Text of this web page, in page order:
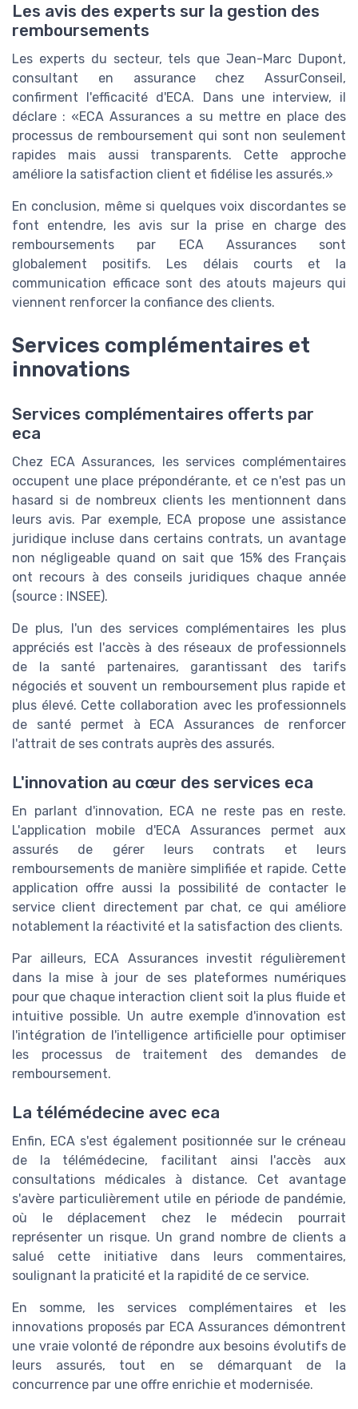
Les avis des experts sur la gestion des
remboursements
Les experts du secteur, tels que Jean-Marc Dupont,
consultant en assurance chez AssurConseil,
confirment l'efficacité d'ECA. Dans une interview, il
déclare : «ECA Assurances a su mettre en place des
processus de remboursement qui sont non seulement
rapides mais aussi transparents. Cette approche
améliore la satisfaction client et fidélise les assurés.»
En conclusion, même si quelques voix discordantes se
font entendre, les avis sur la prise en charge des
remboursements par ECA Assurances sont
globalement positifs. Les délais courts et la
communication efficace sont des atouts majeurs qui
viennent renforcer la confiance des clients.
Services complémentaires et
innovations
Services complémentaires offerts par
eca
Chez ECA Assurances, les services complémentaires
occupent une place prépondérante, et ce n'est pas un
hasard si de nombreux clients les mentionnent dans
leurs avis. Par exemple, ECA propose une assistance
juridique incluse dans certains contrats, un avantage
non négligeable quand on sait que 15% des Français
ont recours à des conseils juridiques chaque année
(source : INSEE).
De plus, l'un des services complémentaires les plus
appréciés est l'accès à des réseaux de professionnels
de la santé partenaires, garantissant des tarifs
négociés et souvent un remboursement plus rapide et
plus élevé. Cette collaboration avec les professionnels
de santé permet à ECA Assurances de renforcer
l'attrait de ses contrats auprès des assurés.
L'innovation au cœur des services eca
En parlant d'innovation, ECA ne reste pas en reste.
L'application mobile d'ECA Assurances permet aux
assurés de gérer leurs contrats et leurs
remboursements de manière simplifiée et rapide. Cette
application offre aussi la possibilité de contacter le
service client directement par chat, ce qui améliore
notablement la réactivité et la satisfaction des clients.
Par ailleurs, ECA Assurances investit régulièrement
dans la mise à jour de ses plateformes numériques
pour que chaque interaction client soit la plus fluide et
intuitive possible. Un autre exemple d'innovation est
l'intégration de l'intelligence artificielle pour optimiser
les processus de traitement des demandes de
remboursement.
La télémédecine avec eca
Enfin, ECA s'est également positionnée sur le créneau
de la télémédecine, facilitant ainsi l'accès aux
consultations médicales à distance. Cet avantage
s'avère particulièrement utile en période de pandémie,
où le déplacement chez le médecin pourrait
représenter un risque. Un grand nombre de clients a
salué cette initiative dans leurs commentaires,
soulignant la praticité et la rapidité de ce service.
En somme, les services complémentaires et les
innovations proposés par ECA Assurances démontrent
une vraie volonté de répondre aux besoins évolutifs de
leurs assurés, tout en se démarquant de la
concurrence par une offre enrichie et modernisée.